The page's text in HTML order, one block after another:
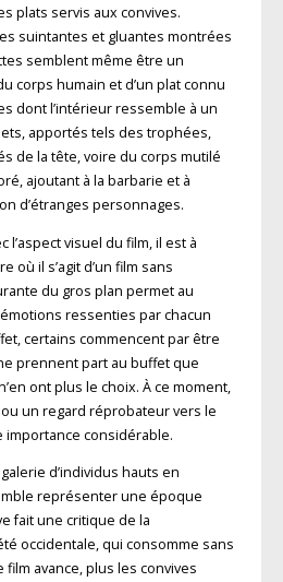
plats servis aux convives.
suintantes et gluantes montrées
semblent même être un
corps humain et d’un plat connu
dont l’intérieur ressemble à un
apportés tels des trophées,
de la tête, voire du corps mutilé
ajoutant à la barbarie et à
d’étranges personnages.
l’aspect visuel du film, il est à
où il s’agit d’un film sans
du gros plan permet au
ressenties par chacun
certains commencent par être
prennent part au buffet que
ont plus le choix. À ce moment,
un regard réprobateur vers le
considérable.
d’individus hauts en
représenter une époque
fait une critique de la
occidentale, qui consomme sans
avance, plus les convives